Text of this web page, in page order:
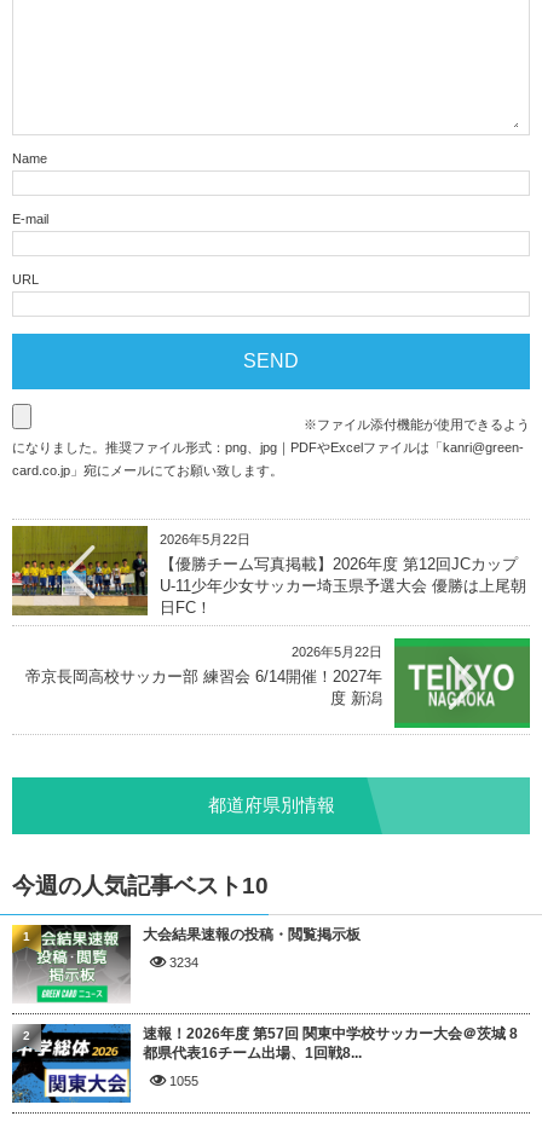
Name
E-mail
URL
※ファイル添付機能が使用できるよう
になりました。推奨ファイル形式：png、jpg｜PDFやExcelファイルは「kanri@green-
card.co.jp 」宛にメールにてお願い致します。
2026年5月22日
【優勝チーム写真掲載】2026年度 第12回JCカップ
U-11少年少女サッカー埼玉県予選大会 優勝は上尾朝
日FC！
2026年5月22日
帝京長岡高校サッカー部 練習会 6/14開催！2027年
度 新潟
都道府県別情報
今週の人気記事ベスト10
大会結果速報の投稿・閲覧掲示板
3234
1
速報！2026年度 第57回 関東中学校サッカー大会＠茨城 8
都県代表16チーム出場、1回戦8...
1055
2